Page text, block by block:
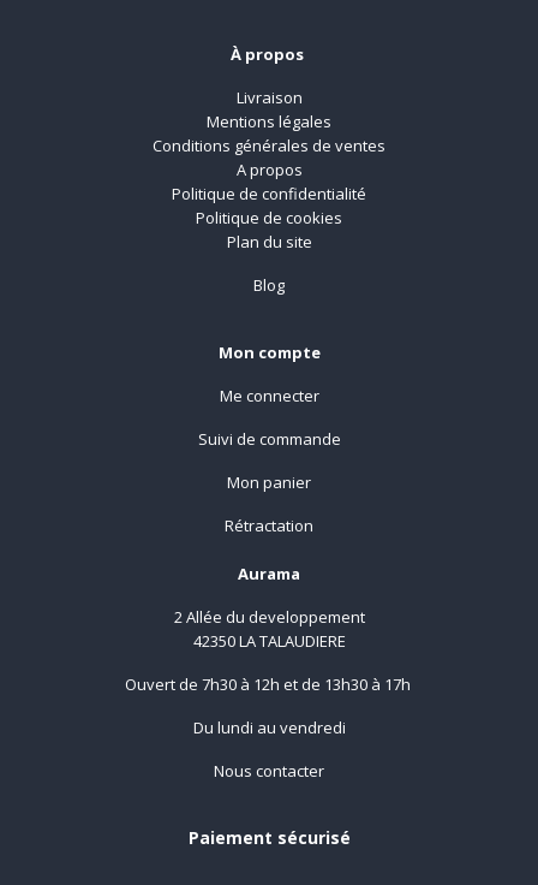
À propos
Livraison
Mentions légales
Conditions générales de ventes
A propos
Politique de confidentialité
Politique de cookies
Plan du site
Blog
Mon compte
Me connecter
Suivi de commande
Mon panier
Rétractation
Aurama
2 Allée du developpement
42350 LA TALAUDIERE
Ouvert de 7h30 à 12h et de 13h30 à 17h
Du lundi au vendredi
Nous contacter
Paiement sécurisé